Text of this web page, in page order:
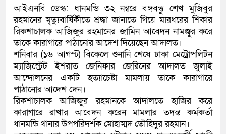
নতুন মামলায় গ্রেফতার দেখানো
কলিমউল্লাহকে (ভিডিও)
আইএনবি ডেস্ক: ধানমন্ডি ৩২ নম্বরে বঙ্গবন্ধু শেখ মুজিবুর
রহমানের মৃত্যুবার্ষিকীতে শ্রদ্ধা জানাতে গিয়ে মারধরের শিকার
রিকশাচালক আজিজুর রহমানের জামিন আবেদন নামঞ্জুর করে
তাকে কারাগারে পাঠানোর আদেশ দিয়েছেন আদালত।
শনিবার (১৬ আগস্ট) বিকেলে শুনানি শেষে ঢাকা মেট্রোপলিটন
ম্যাজিস্ট্রেট ইশরাত জেনিফার জেরিনের আদালত জুলাই
আন্দোলনের একটি হত্যাচেষ্টা মামলায় তাকে কারাগারে
পাঠানোর আদেশ দেন।
রিকশাচালক আজিজুর রহমানকে আদালতে হাজির করে
কারাগারে রাখার আবেদন করেন মামলার তদন্ত কর্মকর্তা
ধানমন্ডি থানার উপপরিদর্শক মোহাম্মদ তৌহিদুর রহমান।